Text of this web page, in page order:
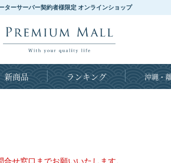
ターサーバー契約者様限定 オンラインショップ
新商品 ランキング 沖縄・
せ窓口までお願いいたします。